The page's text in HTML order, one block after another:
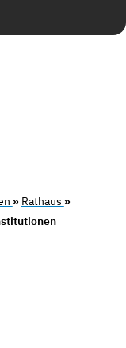
» Rathaus »